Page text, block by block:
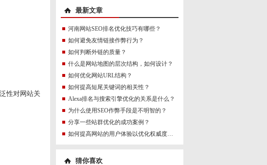
性对网站关
最新文章
河南网站SEO排名优化技巧有哪些？
如何避免友情链接作弊行为？
如何判断外链的质量？
什么是网站地图的层次结构，如何设计？
如何优化网站URL结构？
如何提高短尾关键词的相关性？
Alexa排名与搜索引擎优化的关系是什么？
为什么使用SEO作弊手段是不明智的？
分享一些站群优化的成功案例？
如何提高网站的用户体验以优化权威度讯号？
猜你喜欢